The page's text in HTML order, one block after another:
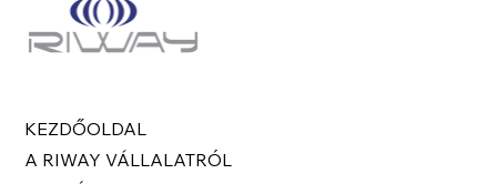
KEZDŐOLDAL
A RIWAY VÁLLALATRÓL